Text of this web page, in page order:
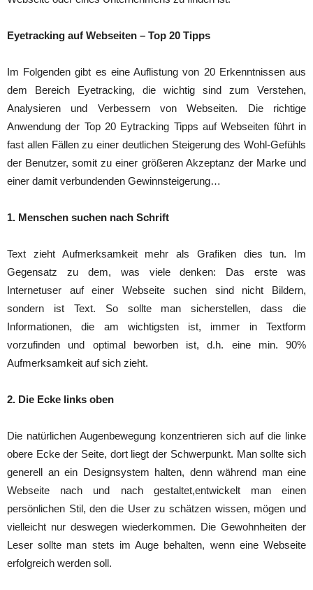
Eyetracking auf Webseiten – Top 20 Tipps
Im Folgenden gibt es eine Auflistung von 20 Erkenntnissen aus
dem Bereich Eyetracking, die wichtig sind zum Verstehen,
Analysieren und Verbessern von Webseiten. Die richtige
Anwendung der Top 20 Eytracking Tipps auf Webseiten führt in
fast allen Fällen zu einer deutlichen Steigerung des Wohl-Gefühls
der Benutzer, somit zu einer größeren Akzeptanz der Marke und
einer damit verbundenden Gewinnsteigerung…
1. Menschen suchen nach Schrift
Text zieht Aufmerksamkeit mehr als Grafiken dies tun. Im
Gegensatz zu dem, was viele denken: Das erste was
Internetuser auf einer Webseite suchen sind nicht Bildern,
sondern ist Text. So sollte man sicherstellen, dass die
Informationen, die am wichtigsten ist, immer in Textform
vorzufinden und optimal beworben ist, d.h. eine min. 90%
Aufmerksamkeit auf sich zieht.
2. Die Ecke links oben
Die natürlichen Augenbewegung konzentrieren sich auf die linke
obere Ecke der Seite, dort liegt der Schwerpunkt. Man sollte sich
generell an ein Designsystem halten, denn während man eine
Webseite nach und nach gestaltet,entwickelt man einen
persönlichen Stil, den die User zu schätzen wissen, mögen und
vielleicht nur deswegen wiederkommen. Die Gewohnheiten der
Leser sollte man stets im Auge behalten, wenn eine Webseite
erfolgreich werden soll.